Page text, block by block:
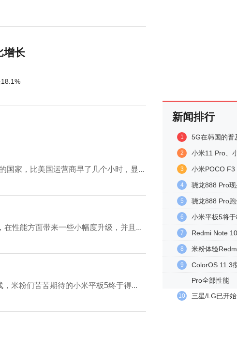
增长
国家，比美国运营商早了几个小时，显...
性能方面带来一些小幅度升级，并且...
米粉们苦苦期待的小米平板5终于得...
新闻排行
1 5G在韩国的普
2 小米11 Pro、
3 小米POCO
4 骁龙888 Pro现
5 骁龙888 Pro跑
6 小米平板5将于
7 Redmi Note
8 米粉体验
9
ColorOS 11.3
Pro全部性能
10 三星/LG已开